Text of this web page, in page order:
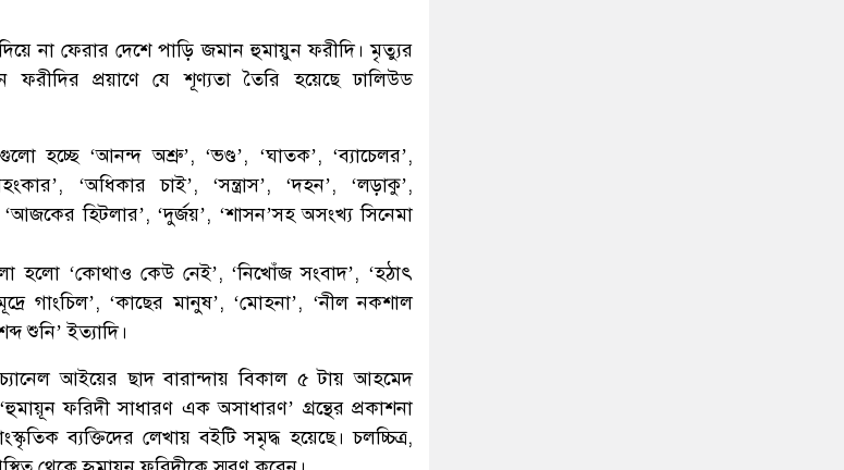
না ফেরার দেশে পাড়ি জমান হুমায়ুন ফরীদি। মৃত্যুর
প্রয়াণে যে শূণ্যতা তৈরি হয়েছে ঢালিউড
হচ্ছে ‘আনন্দ অশ্রু’, ‘ভণ্ড’, ‘ঘাতক’, ‘ব্যাচেলর’,
‘অধিকার চাই’, ‘সন্ত্রাস’, ‘দহন’, ‘লড়াকু’,
‘আজকের হিটলার’, ‘দুর্জয়’, ‘শাসন’সহ অসংখ্য সিনেমা
হলো ‘কোথাও কেউ নেই’, ‘নিখোঁজ সংবাদ’, ‘হঠাৎ
গাংচিল’, ‘কাছের মানুষ’, ‘মোহনা’, ‘নীল নকশাল
শুনি’ ইত্যাদি।
আইয়ের ছাদ বারান্দায় বিকাল ৫ টায় আহমেদ
ফরিদী সাধারণ এক অসাধারণ’ গ্রন্থের প্রকাশনা
ব্যক্তিদের লেখায় বইটি সমৃদ্ধ হয়েছে। চলচ্চিত্র,